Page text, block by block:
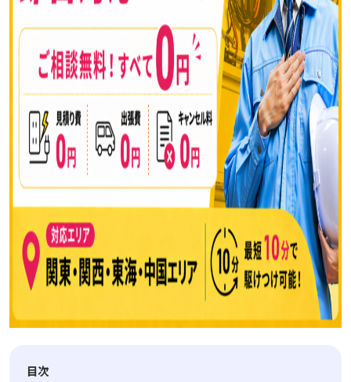
目次